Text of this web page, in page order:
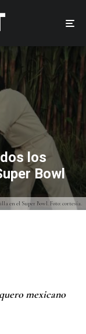
en el Super Bowl. Foto: cortesía.
los
Bowl
mexicano